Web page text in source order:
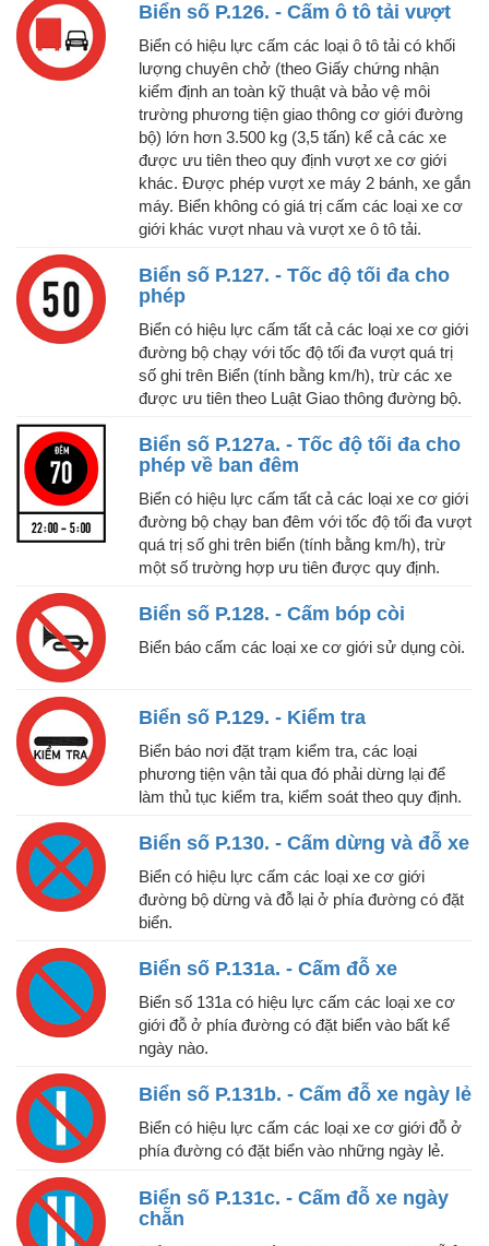
Biển số P.126. - Cấm ô tô tải vượt
Biển có hiệu lực cấm các loại ô tô tải có khối
lượng chuyên chở (theo Giấy chứng nhận
kiểm định an toàn kỹ thuật và bảo vệ môi
trường phương tiện giao thông cơ giới đường
bộ) lớn hơn 3.500 kg (3,5 tấn) kể cả các xe
được ưu tiên theo quy định vượt xe cơ giới
khác. Được phép vượt xe máy 2 bánh, xe gắn
máy. Biển không có giá trị cấm các loại xe cơ
giới khác vượt nhau và vượt xe ô tô tải.
Biển số P.127. - Tốc độ tối đa cho
phép
Biển có hiệu lực cấm tất cả các loại xe cơ giới
đường bộ chạy với tốc độ tối đa vượt quá trị
số ghi trên Biển (tính bằng km/h), trừ các xe
được ưu tiên theo Luật Giao thông đường bộ.
Biển số P.127a. - Tốc độ tối đa cho
phép về ban đêm
Biển có hiệu lực cấm tất cả các loại xe cơ giới
đường bộ chạy ban đêm với tốc độ tối đa vượt
quá trị số ghi trên biển (tính bằng km/h), trừ
một số trường hợp ưu tiên được quy định.
Biển số P.128. - Cấm bóp còi
Biển báo cấm các loại xe cơ giới sử dụng còi.
Biển số P.129. - Kiểm tra
Biển báo nơi đặt trạm kiểm tra, các loại
phương tiện vận tải qua đó phải dừng lại để
làm thủ tục kiểm tra, kiểm soát theo quy định.
Biển số P.130. - Cấm dừng và đỗ xe
Biển có hiệu lực cấm các loại xe cơ giới
đường bộ dừng và đỗ lại ở phía đường có đặt
biển.
Biển số P.131a. - Cấm đỗ xe
Biển số 131a có hiệu lực cấm các loại xe cơ
giới đỗ ở phía đường có đặt biển vào bất kể
ngày nào.
Biển số P.131b. - Cấm đỗ xe ngày lẻ
Biển có hiệu lực cấm các loại xe cơ giới đỗ ở
phía đường có đặt biển vào những ngày lẻ.
Biển số P.131c. - Cấm đỗ xe ngày
chẵn